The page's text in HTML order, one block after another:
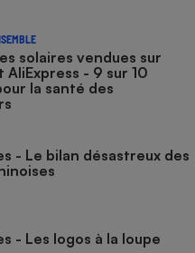
solaires vendues sur
AliExpress - 9 sur 10
la santé des
- Le bilan désastreux des
- Les logos à la loupe